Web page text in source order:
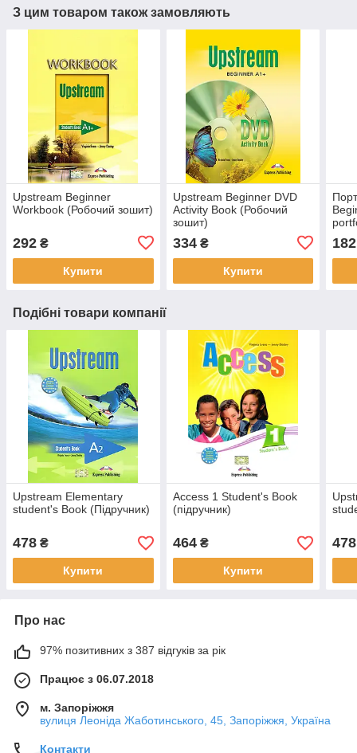
З цим товаром також замовляють
Upstream Beginner
Workbook (Робочий зошит)
292 ₴
Купити
Upstream Beginner DVD
Activity Book (Робочий
зошит)
334₴
Купити
182
Подібні товари компанії
Upstream Elementary
student's Book (Підручник)
478 ₴
Купити
Access 1 Student's Book
(підручник)
464₴
Купити
478
Про нас
97% позитивних з 387 відгуків за рік
Працює з 06.07.2018
м. Запоріжжя
вулиця Леоніда Жаботинського, 45, Запоріжжя, Україна
Контакти